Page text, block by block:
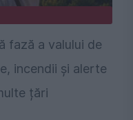
fază a valului de
incendii și alerte
țări